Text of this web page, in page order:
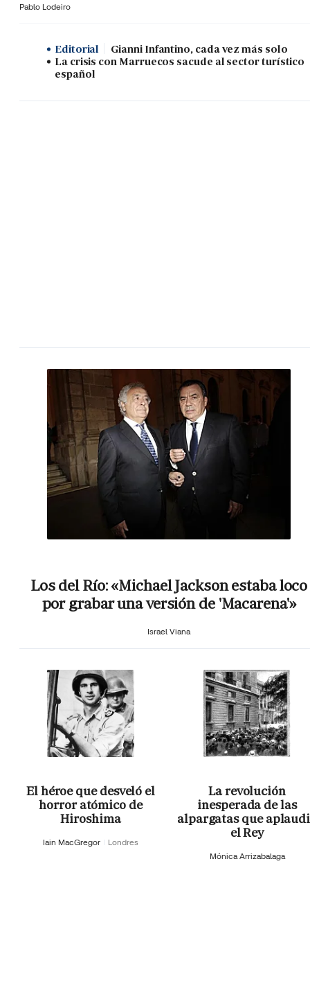
Pablo Lodeiro
Editorial
Gianni Infantino, cada vez más solo
La crisis con Marruecos sacude al sector turístico
español
Los del Río: «Michael Jackson estaba loco
por grabar una versión de 'Macarena'»
Israel Viana
El héroe que desveló el
horror atómico de
Hiroshima
Iain MacGregor Londres
La revolución
inesperada de las
alpargatas que
el Rey
Mónica Arrizabalaga